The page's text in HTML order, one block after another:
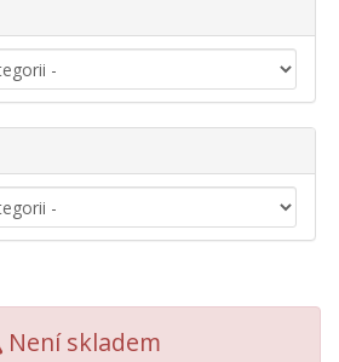
Není skladem